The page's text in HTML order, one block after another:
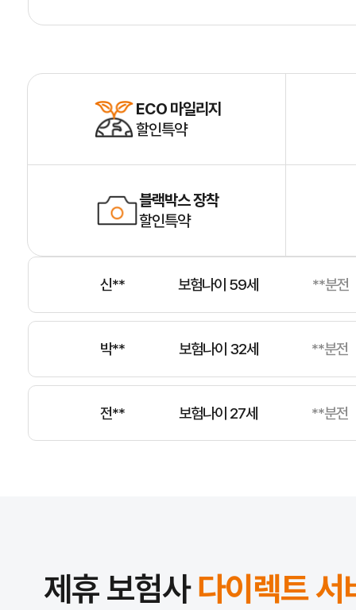
ECO 마일리지
할인특약
블랙박스 장착
할인특약
정** 보험나이 76세
김** 보험나이 51세 **분전
신** 보험나이 59세
박** 보험나이 32세 **분전
전** 보험나이 27세 **분전
윤** 보험나이 68세 **분전
제휴 보험사다이렉트 서